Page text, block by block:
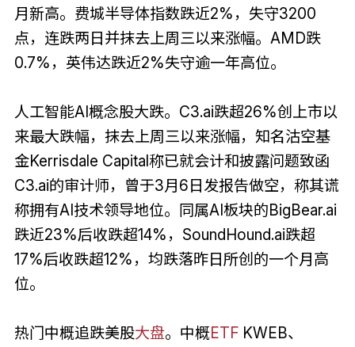
月新高。费城半导体指数跌近2%，失守3200
点，连跌两日并抹去上周三以来涨幅。AMD跌
0.7%，英伟达跌近2%失守逾一年高位。
人工智能AI概念股大跌。C3.ai跌超26%创上市以
来最大跌幅，抹去上周三以来涨幅，知名沽空基
金Kerrisdale Capital称已就会计和披露问题致函
C3.ai的审计师，曾于3月6日发报告做空，称其谎
称拥有AI技术领导地位。同属AI板块的BigBear.ai
跌近23%后收跌超14%，SoundHound.ai跌超
17%后收跌超12%，均跌落昨日所创的一个月高
位。
热门中概追跌美股大盘。中概ETFKWEB、